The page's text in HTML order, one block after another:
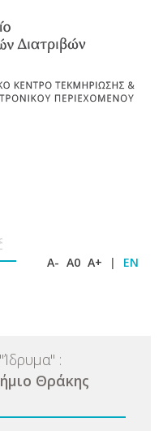
A- A0 A+ | EN
"Ίδρυμα" :
Θράκης